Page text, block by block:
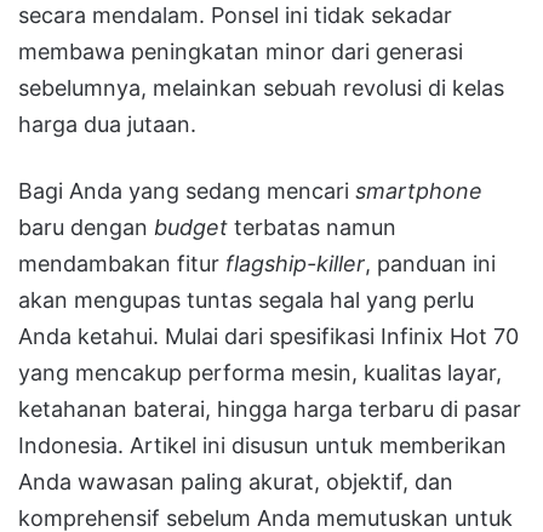
secara mendalam. Ponsel ini tidak sekadar
membawa peningkatan minor dari generasi
sebelumnya, melainkan sebuah revolusi di kelas
harga dua jutaan.
Bagi Anda yang sedang mencari smartphone
baru dengan budget terbatas namun
mendambakan fitur flagship-killer, panduan ini
akan mengupas tuntas segala hal yang perlu
Anda ketahui. Mulai dari spesifikasi Infinix Hot 70
yang mencakup performa mesin, kualitas layar,
ketahanan baterai, hingga harga terbaru di pasar
Indonesia. Artikel ini disusun untuk memberikan
Anda wawasan paling akurat, objektif, dan
komprehensif sebelum Anda memutuskan untuk